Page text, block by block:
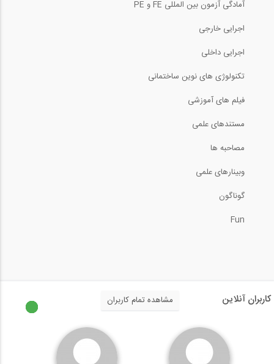
آمادگی آزمون بین المللی FE و PE
اجرایی خارجی
اجرایی داخلی
تکنولوژی های نوین ساختمانی
فیلم های آموزشی
مستندهای علمی
مصاحبه ها
وبینارهای علمی
گوناگون
Fun
کاربران آنلاین مشاهده تمام کاربران